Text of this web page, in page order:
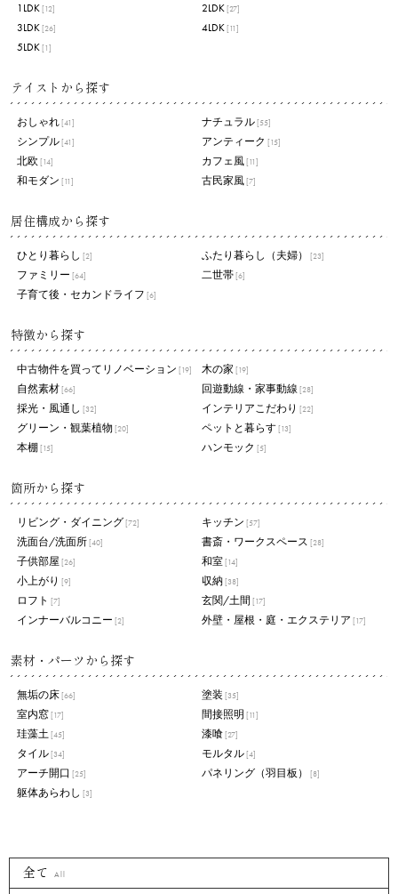
1LDK [12] 2LDK [27]
3LDK [26] 4LDK [11]
5LDK [1]
テイストから探す
おしゃれ [41] ナチュラル [55]
シンプル [41] アンティーク [15]
北欧 [14] カフェ風 [11]
和モダン [11] 古民家風 [7]
居住構成から探す
ひとり暮らし [2] ふたり暮らし（夫婦） [23]
ファミリー [64] 二世帯 [6]
子育て後・セカンドライフ [6]
特徴から探す
中古物件を買ってリノベーション [19] 木の家 [19]
自然素材 [66] 回遊動線・家事動線 [28]
採光・風通し [32] インテリアこだわり [22]
グリーン・観葉植物 [20] ペットと暮らす [13]
本棚 [15] ハンモック [5]
箇所から探す
リビング・ダイニング [72] キッチン [57]
洗面台/洗面所 [40] 書斎・ワークスペース [28]
子供部屋 [26] 和室 [14]
小上がり [9] 収納 [38]
ロフト [7] 玄関/土間 [17]
インナーバルコニー [2] 外壁・屋根・庭・エクステリア [17]
素材・パーツから探す
無垢の床 [66] 塗装 [35]
室内窓 [17] 間接照明 [11]
珪藻土 [45] 漆喰 [27]
タイル [34] モルタル [4]
アーチ開口 [25] パネリング（羽目板） [8]
躯体あらわし [3]
全て All